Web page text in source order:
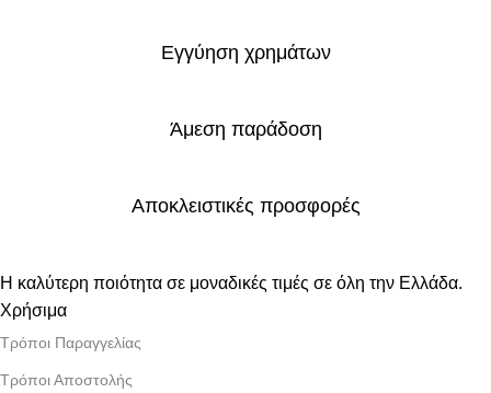
Εγγύηση χρημάτων
Άμεση παράδοση
Αποκλειστικές προσφορές
Η καλύτερη ποιότητα σε μοναδικές τιμές σε όλη την Ελλάδα.
Χρήσιμα
Τρόποι Παραγγελίας
Τρόποι Αποστολής